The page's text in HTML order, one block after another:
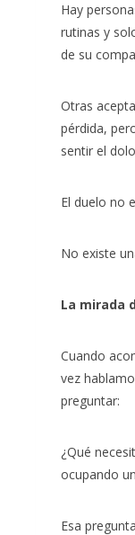
Hay
rutinas y
de su
Otras
pérdida,
sentir el
El duelo no
No existe
La mirada
Cuando
vez
preguntar:
¿Qué
ocupando
Esa